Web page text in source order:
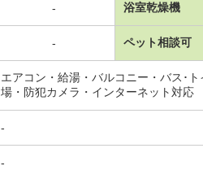
- 浴室乾燥機
- ペット相談可
エアコン・給湯・バルコニー・バス･
場・防犯カメラ・インターネット対応
-
-